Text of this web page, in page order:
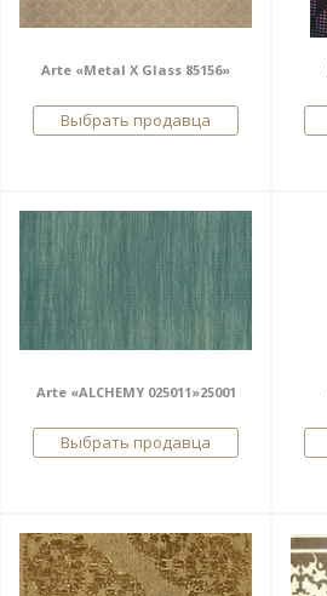
Arte «Metal X Glass 85156»
Выбрать продавца
Arte «ALCHEMY 025011»25001
Выбрать продавца